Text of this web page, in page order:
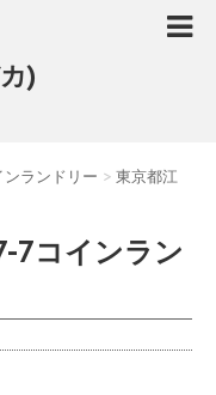
)
ランドリー > 東京都江
7コインラン